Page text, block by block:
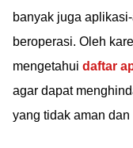
banyak juga
beroperasi. Oleh
mengetahui daftar
agar dapat
yang tidak aman